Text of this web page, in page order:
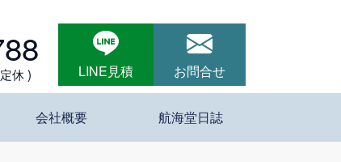
会社概要 航海堂日誌
休 ) LINE見積 お問合せ